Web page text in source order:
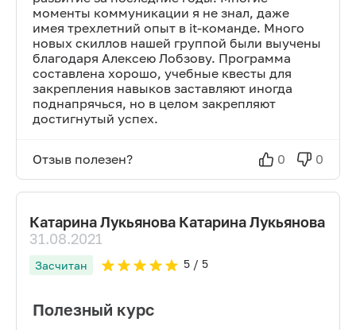
моменты коммуникации я не знал, даже
имея трехлетний опыт в it-команде. Много
новых скиллов нашей группой были выучены
благодаря Алексею Лобзову. Программа
составлена хорошо, учебные квесты для
закрепления навыков заставляют иногда
поднапрячься, но в целом закрепляют
достигнутый успех.
Отзыв полезен? 0 0
Катарина Лукьянова Катарина Лукьянова
31.08.2021
Засчитан 5/ 5
Полезный курс